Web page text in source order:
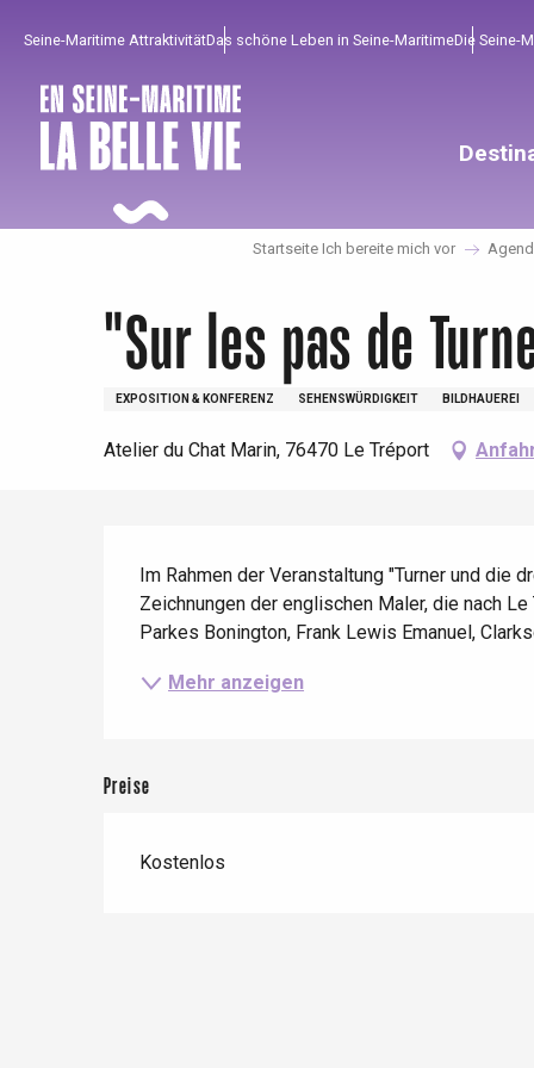
principal
Seine-Maritime AttraktivitätDas schöne Leben in Seine-MaritimeDie Seine-
Wenn es regnet
Mit den Kindern
Restaurants mit
Aussicht
Fahrradaufenthalte
Startseite Ich bereite mich vor
"Sur les pas de
EXPOSITION & KONFERENZ SEHENSWÜRDIGKEIT BILDHAUEREI
Atelier du Chat Marin, 76470 Le Tréport
Im Rahmen der Veranstaltung "Turner und die
Zeichnungen der englischen Maler, die nach
Parkes Bonington, Frank Lewis Emanuel,
Mehr anzeigen
Preise
Kostenlos